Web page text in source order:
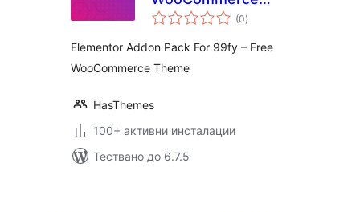
Theme 99fy (0общо
оценки
)
Elementor Addon Pack For 99fy – Free
WooCommerce Theme
HasThemes
100+ активни инсталации
Тествано до 6.7.5